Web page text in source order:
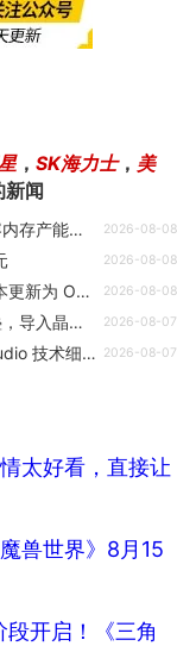
， SK海力士， 美
新闻
SK海力士砸54万亿韩元新建两座晶圆厂：扩容内存产能！最快2028年投产 2026-08-08
2026-08-08
三星确认 Galaxy S23 系列最后一次系统大版本更新为 One UI 9.0 2026-08-08
SK 海力士确认 V10 NAND 闪存为 375 层堆叠，导入晶圆键合技术 2026-08-07
对标杜比全景声：三星 &amp; 谷歌 Eclipsa Audio 技术细节曝光，原生支持 5.1.2/7.1.4 声道、未来可自定义音频元素 2026-08-07
太好看，直接让
兽世界》8月15
开启！《三角